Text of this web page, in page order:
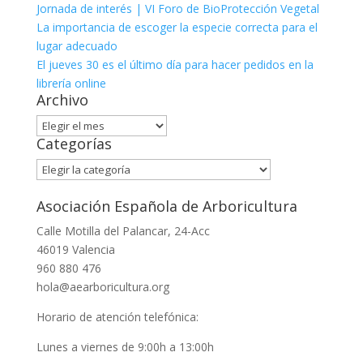
Jornada de interés | VI Foro de BioProtección Vegetal
La importancia de escoger la especie correcta para el
lugar adecuado
El jueves 30 es el último día para hacer pedidos en la
librería online
Archivo
Archivo
Categorías
Categorías
Asociación Española de Arboricultura
Calle Motilla del Palancar, 24-Acc
46019 Valencia
960 880 476
hola@aearboricultura.org
Horario de atención telefónica:
Lunes a viernes de 9:00h a 13:00h